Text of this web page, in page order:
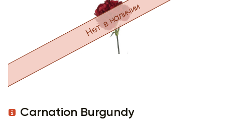
Item 1 of 1
Нет в наличии
Carnation Burgundy